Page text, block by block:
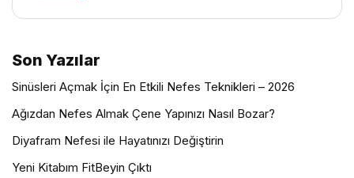
Son Yazılar
Sinüsleri Açmak İçin En Etkili Nefes Teknikleri – 2026
Ağızdan Nefes Almak Çene Yapınızı Nasıl Bozar?
Diyafram Nefesi ile Hayatınızı Değiştirin
Yeni Kitabım FitBeyin Çıktı